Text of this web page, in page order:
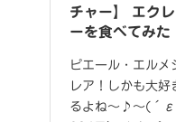
チャー】 エク
ーを食べてみた
ピエール・エルメ
レア！しかも大
るよね～♪～(´ε